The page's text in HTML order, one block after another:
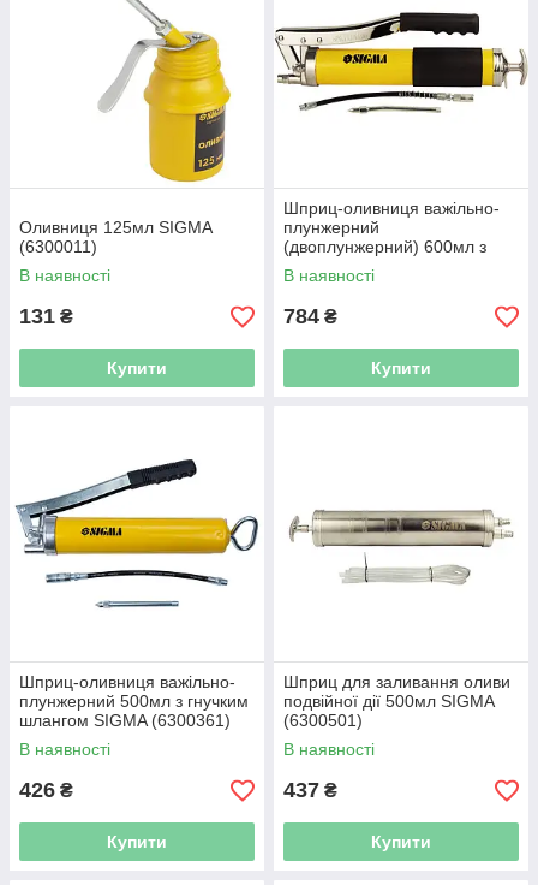
Оливниця 125мл SIGMA
(6300011)
В наявності
131 ₴
Купити
Шприц-оливниця важільно-
плунжерний
(двоплунжерний) 600мл з
гнучким шлангом SIGMA
(6300271)
В наявності
784 ₴
Купити
Шприц-оливниця важільно-
плунжерний 500мл з гнучким
шлангом SIGMA (6300361)
В наявності
426 ₴
Купити
Шприц для заливання оливи
подвійної дії 500мл SIGMA
(6300501)
В наявності
437 ₴
Купити